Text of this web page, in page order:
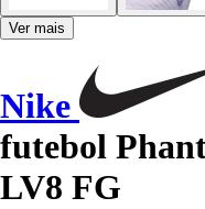
Ver mais
Nike
futebol
LV8 FG